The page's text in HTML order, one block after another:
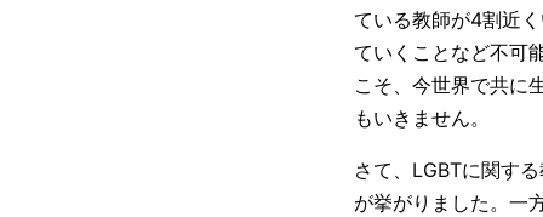
ている教師が4割近
ていくことなど不可
こそ、今世界で共に
もいきません。
さて、LGBTに関す
が挙がりました。一